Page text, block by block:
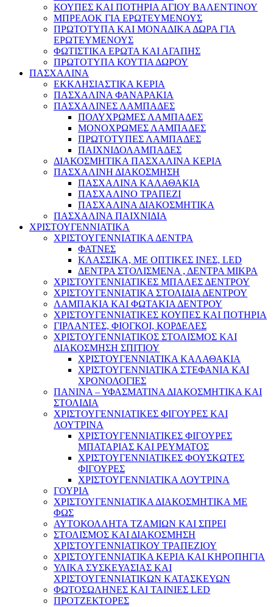
ΚΟΥΠΕΣ ΚΑΙ ΠΟΤΗΡΙΑ ΑΓΙΟΥ ΒΑΛΕΝΤΙΝΟΥ
ΜΠΡΕΛΟΚ ΓΙΑ ΕΡΩΤΕΥΜΕΝΟΥΣ
ΠΡΩΤΟΤΥΠΑ ΚΑΙ ΜΟΝΑΔΙΚΑ ΔΩΡΑ ΓΙΑ
ΕΡΩΤΕΥΜΕΝΟΥΣ
ΦΩΤΙΣΤΙΚΑ ΕΡΩΤΑ ΚΑΙ ΑΓΑΠΗΣ
ΠΡΩΤΟΤΥΠΑ ΚΟΥΤΙΑ ΔΩΡΟΥ
ΠΑΣΧΑΛΙΝΑ
ΕΚΚΛΗΣΙΑΣΤΙΚΑ ΚΕΡΙΑ
ΠΑΣΧΑΛΙΝΑ ΦΑΝΑΡΑΚΙΑ
ΠΑΣΧΑΛΙΝΕΣ ΛΑΜΠΑΔΕΣ
ΠΟΛΥΧΡΩΜΕΣ ΛΑΜΠΑΔΕΣ
ΜΟΝΟΧΡΩΜΕΣ ΛΑΜΠΑΔΕΣ
ΠΡΩΤΟΤΥΠΕΣ ΛΑΜΠΑΔΕΣ
ΠΑΙΧΝΙΔΟΛΑΜΠΑΔΕΣ
ΔΙΑΚΟΣΜΗΤΙΚΑ ΠΑΣΧΑΛΙΝΑ ΚΕΡΙΑ
ΠΑΣΧΑΛΙΝΗ ΔΙΑΚΟΣΜΗΣΗ
ΠΑΣΧΑΛΙΝΑ ΚΑΛΑΘΑΚΙΑ
ΠΑΣΧΑΛΙΝΟ ΤΡΑΠΕΖΙ
ΠΑΣΧΑΛΙΝΑ ΔΙΑΚΟΣΜΗΤΙΚΑ
ΠΑΣΧΑΛΙΝΑ ΠΑΙΧΝΙΔΙΑ
ΧΡΙΣΤΟΥΓΕΝΝΙΑΤΙΚΑ
ΧΡΙΣΤΟΥΓΕΝΝΙΑΤΙΚΑ ΔΕΝΤΡΑ
ΦΑΤΝΕΣ
ΚΛΑΣΣΙΚΑ, ΜΕ ΟΠΤΙΚΕΣ ΙΝΕΣ, LED
ΔΕΝΤΡΑ ΣΤΟΛΙΣΜΕΝΑ , ΔΕΝΤΡΑ ΜΙΚΡΑ
ΧΡΙΣΤΟΥΓΕΝΝΙΑΤΙΚΕΣ ΜΠΑΛΕΣ ΔΕΝΤΡΟΥ
ΧΡΙΣΤΟΥΓΕΝΝΙΑΤΙΚΑ ΣΤΟΛΙΔΙΑ ΔΕΝΤΡΟΥ
ΛΑΜΠΑΚΙΑ ΚΑΙ ΦΩΤΑΚΙΑ ΔΕΝΤΡΟΥ
ΧΡΙΣΤΟΥΓΕΝΝΙΑΤΙΚΕΣ ΚΟΥΠΕΣ ΚΑΙ ΠΟΤΗΡΙΑ
ΓΙΡΛΑΝΤΕΣ, ΦΙΟΓΚΟΙ, ΚΟΡΔΕΛΕΣ
ΧΡΙΣΤΟΥΓΕΝΝΙΑΤΙΚΟΣ ΣΤΟΛΙΣΜΟΣ ΚΑΙ
ΔΙΑΚΟΣΜΗΣΗ ΣΠΙΤΙΟΥ
ΧΡΙΣΤΟΥΓΕΝΝΙΑΤΙΚΑ ΚΑΛΑΘΑΚΙΑ
ΧΡΙΣΤΟΥΓΕΝΝΙΑΤΙΚΑ ΣΤΕΦΑΝΙΑ ΚΑΙ
ΧΡΟΝΟΛΟΓΙΕΣ
ΠΑΝΙΝΑ – ΥΦΑΣΜΑΤΙΝΑ ΔΙΑΚΟΣΜΗΤΙΚΑ ΚΑΙ
ΣΤΟΛΙΔΙΑ
ΧΡΙΣΤΟΥΓΕΝΝΙΑΤΙΚΕΣ ΦΙΓΟΥΡΕΣ ΚΑΙ
ΛΟΥΤΡΙΝΑ
ΧΡΙΣΤΟΥΓΕΝΝΙΑΤΙΚΕΣ ΦΙΓΟΥΡΕΣ
ΜΠΑΤΑΡΙΑΣ ΚΑΙ ΡΕΥΜΑΤΟΣ
ΧΡΙΣΤΟΥΓΕΝΝΙΑΤΙΚΕΣ ΦΟΥΣΚΩΤΕΣ
ΦΙΓΟΥΡΕΣ
ΧΡΙΣΤΟΥΓΕΝΝΙΑΤΙΚΑ ΛΟΥΤΡΙΝΑ
ΓΟΥΡΙΑ
ΧΡΙΣΤΟΥΓΕΝΝΙΑΤΙΚΑ ΔΙΑΚΟΣΜΗΤΙΚΑ ΜΕ
ΦΩΣ
ΑΥΤΟΚΟΛΛΗΤΑ ΤΖΑΜΙΩΝ ΚΑΙ ΣΠΡΕΙ
ΣΤΟΛΙΣΜΟΣ ΚΑΙ ΔΙΑΚΟΣΜΗΣΗ
ΧΡΙΣΤΟΥΓΕΝΝΙΑΤΙΚΟΥ ΤΡΑΠΕΖΙΟΥ
ΧΡΙΣΤΟΥΓΕΝΝΙΑΤΙΚΑ ΚΕΡΙΑ ΚΑΙ ΚΗΡΟΠΗΓΙΑ
ΥΛΙΚΑ ΣΥΣΚΕΥΑΣΙΑΣ ΚΑΙ
ΧΡΙΣΤΟΥΓΕΝΝΙΑΤΙΚΩΝ ΚΑΤΑΣΚΕΥΩΝ
ΦΩΤΟΣΩΛΗΝΕΣ ΚΑΙ ΤΑΙΝΙΕΣ LED
ΠΡΟΤΖΕΚΤΟΡΕΣ